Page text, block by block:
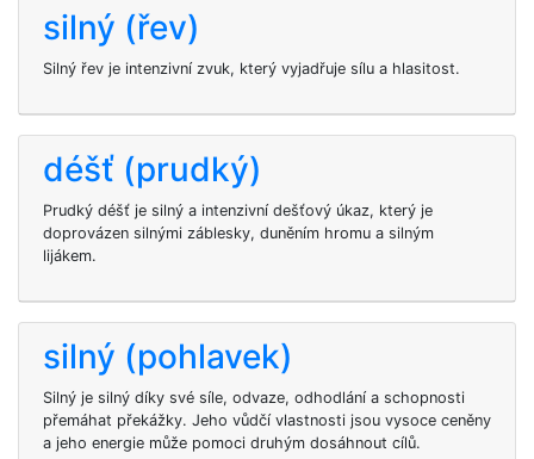
silný (řev)
Silný řev je intenzivní zvuk, který vyjadřuje sílu a hlasitost.
déšť (prudký)
Prudký déšť je silný a intenzivní dešťový úkaz, který je
doprovázen silnými záblesky, duněním hromu a silným
lijákem.
silný (pohlavek)
Silný je silný díky své síle, odvaze, odhodlání a schopnosti
přemáhat překážky. Jeho vůdčí vlastnosti jsou vysoce ceněny
a jeho energie může pomoci druhým dosáhnout cílů.